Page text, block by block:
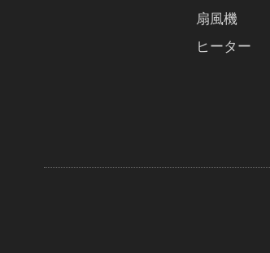
扇風機
ヒーター